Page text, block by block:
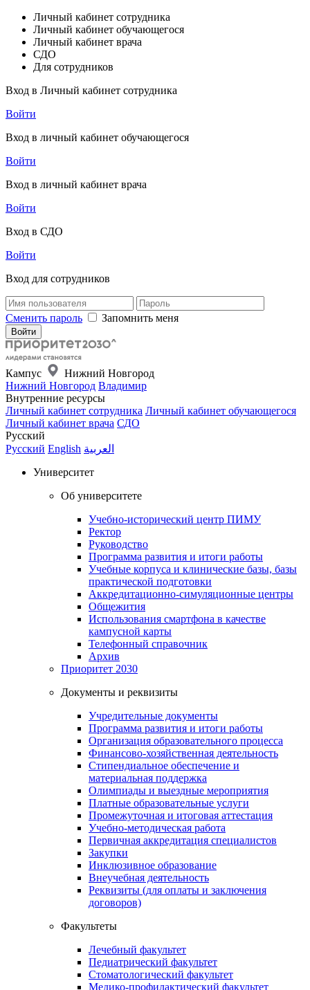
Личный кабинет сотрудника
Личный кабинет обучающегося
Личный кабинет врача
СДО
Для сотрудников
Вход в Личный кабинет сотрудника
Войти
Вход в личный кабинет обучающегося
Войти
Вход в личный кабинет врача
Войти
Вход в СДО
Войти
Вход для сотрудников
Сменить пароль Запомнить меня
Кампус
Нижний Новгород
Нижний Новгород Владимир
Внутренние ресурсы
Личный кабинет сотрудника Личный кабинет обучающегося
Личный кабинет врача СДО
Русский
Русский English العربية
Университет
Об университете
Учебно-исторический центр ПИМУ
Ректор
Руководство
Программа развития и итоги работы
Учебные корпуса и клинические базы, базы
практической подготовки
Аккредитационно-симуляционные центры
Общежития
Использования смартфона в качестве
кампусной карты
Телефонный справочник
Архив
Приоритет 2030
Документы и реквизиты
Учредительные документы
Программа развития и итоги работы
Организация образовательного процесса
Финансово-хозяйственная деятельность
Стипендиальное обеспечение и
материальная поддержка
Олимпиады и выездные мероприятия
Платные образовательные услуги
Промежуточная и итоговая аттестация
Учебно-методическая работа
Первичная аккредитация специалистов
Закупки
Инклюзивное образование
Внеучебная деятельность
Реквизиты (для оплаты и заключения
договоров)
Факультеты
Лечебный факультет
Педиатрический факультет
Стоматологический факультет
Медико-профилактический факультет